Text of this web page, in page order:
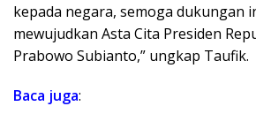
kepada negara, semoga dukungan
mewujudkan Asta Cita Presiden
Prabowo Subianto,” ungkap Taufik.
Baca juga: